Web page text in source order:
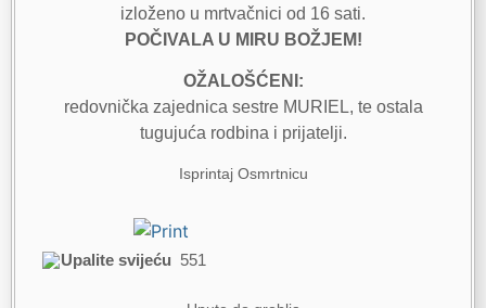
izloženo u mrtvačnici od 16 sati.
POČIVALA U MIRU BOŽJEM!
OŽALOŠĆENI:
redovnička zajednica sestre MURIEL, te ostala
tugujuća rodbina i prijatelji.
Isprintaj Osmrtnicu
Upalite svijeću 551